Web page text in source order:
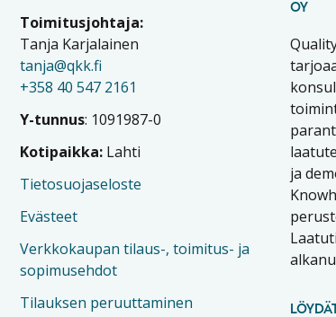
Toimitusjohtaja:
Tanja Karjalainen
tanja@qkk.fi
+358 40 547 2161
Y-tunnus: 1091987-0
Kotipaikka: Lahti
Tietosuojaseloste
Evästeet
Verkkokaupan tilaus-, toimitus- ja
sopimusehdot
Tilauksen peruuttaminen
OY
ja